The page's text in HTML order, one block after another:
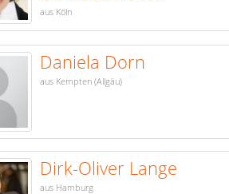
aus Köln
Daniela Dorn
aus Kempten (Allgäu)
Dirk-Oliver Lange
aus Hamburg